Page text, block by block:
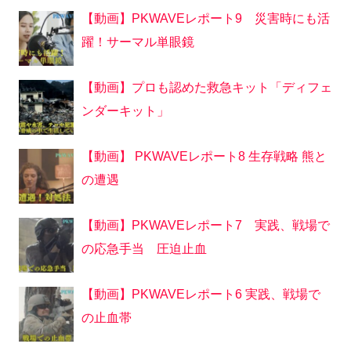
【動画】PKWAVEレポート9 災害時にも活
躍！サーマル単眼鏡
【動画】プロも認めた救急キット「ディフェ
ンダーキット」
【動画】 PKWAVEレポート8 生存戦略 熊と
の遭遇
【動画】PKWAVEレポート7 実践、戦場で
の応急手当 圧迫止血
【動画】PKWAVEレポート6 実践、戦場で
の止血帯